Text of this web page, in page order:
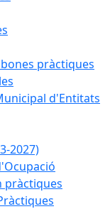
pràctiques
d'Entitats
2027)
pràctiques